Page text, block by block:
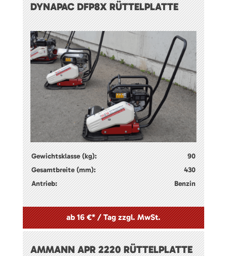
DYNAPAC DFP8X RÜTTELPLATTE
Gewichtsklasse (kg):
90
Gesamtbreite (mm):
430
Antrieb:
Benzin
ab 16 €* / Tag zzgl. MwSt.
AMMANN APR 2220 RÜTTELPLATTE